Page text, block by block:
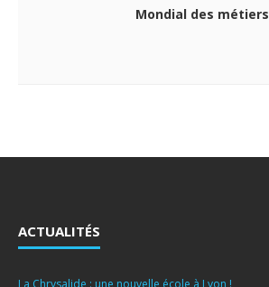
Mondial des métiers
ACTUALITÉS
La Chrysalide : une nouvelle école à Lyon !